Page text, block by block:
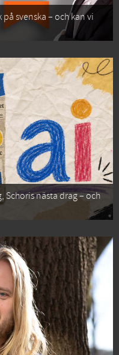
svenska – och kan vi
Schoris nästa drag – och